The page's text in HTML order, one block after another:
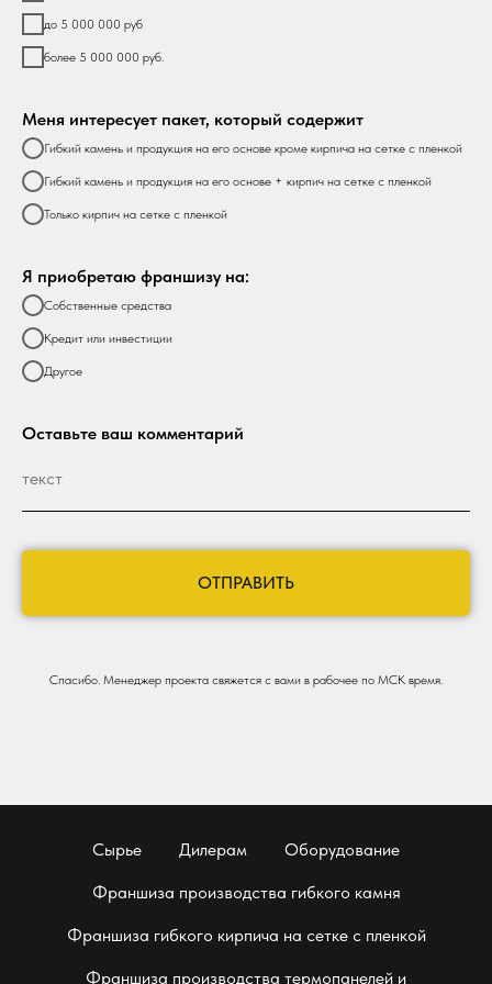
до 5 000 000 руб
более 5 000 000 руб.
Меня интересует пакет, который содержит
Гибкий камень и продукция на его основе кроме кирпича на сетке с пленкой
Гибкий камень и продукция на его основе + кирпич на сетке с пленкой
Только кирпич на сетке с пленкой
Я приобретаю франшизу на:
Собственные средства
Кредит или инвестиции
Другое
Оставьте ваш комментарий
ОТПРАВИТЬ
Спасибо. Менеджер проекта свяжется с вами в рабочее по МСК время.
Сырье Дилерам Оборудование
Франшиза производства гибкого камня
Франшиза гибкого кирпича на сетке с пленкой
Франшиза производства термопанелей и